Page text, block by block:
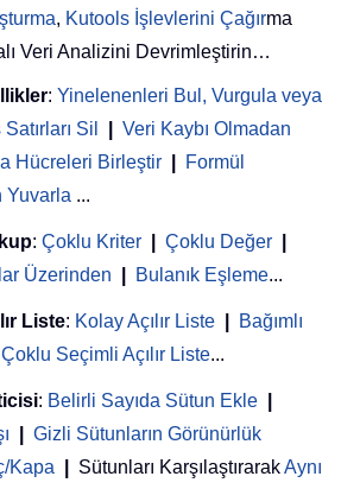
, Kutools İşlevlerini Çağırma
Veri Analizini Devrimleştirin…
: Yinelenenleri Bul, Vurgula veya
Sil
Veri Kaybı Olmadan
Hücreleri Birleştir
Formül
Yuvarla ...
: Çoklu Kriter Çoklu Değer
Üzerinden
Bulanık Eşleme...
Liste: Kolay Açılır Liste
Bağımlı
Çoklu Seçimli Açılır Liste...
: Belirli Sayıda Sütun Ekle
Gizli Sütunların Görünürlük
Kapa
Sütunları KarşılaştırarakAynı